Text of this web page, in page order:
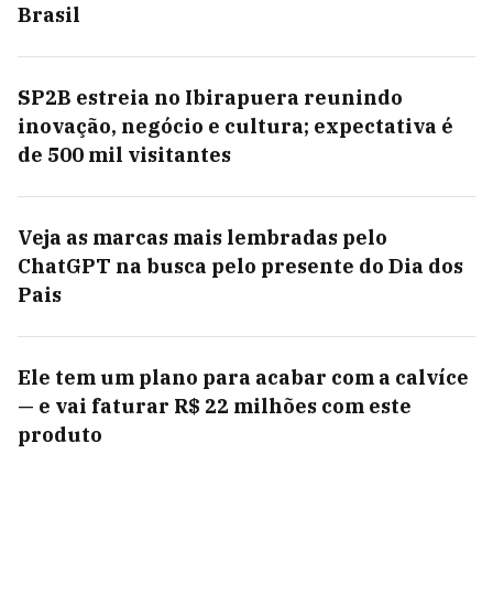
Brasil
SP2B estreia no Ibirapuera reunindo
inovação, negócio e cultura; expectativa é
de 500 mil visitantes
Veja as marcas mais lembradas pelo
ChatGPT na busca pelo presente do Dia dos
Pais
Ele tem um plano para acabar com a calvíce
— e vai faturar R$ 22 milhões com este
produto